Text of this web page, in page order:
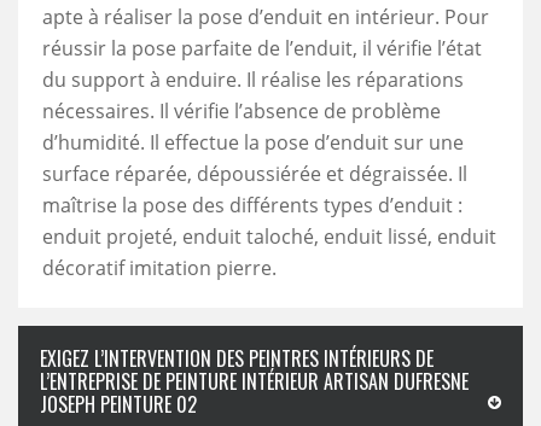
apte à réaliser la pose d’enduit en intérieur. Pour
réussir la pose parfaite de l’enduit, il vérifie l’état
du support à enduire. Il réalise les réparations
nécessaires. Il vérifie l’absence de problème
d’humidité. Il effectue la pose d’enduit sur une
surface réparée, dépoussiérée et dégraissée. Il
maîtrise la pose des différents types d’enduit :
enduit projeté, enduit taloché, enduit lissé, enduit
décoratif imitation pierre.
EXIGEZ L’INTERVENTION DES PEINTRES INTÉRIEURS DE
L’ENTREPRISE DE PEINTURE INTÉRIEUR ARTISAN DUFRESNE
JOSEPH PEINTURE 02